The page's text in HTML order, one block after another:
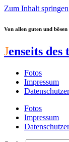
Zum Inhalt springen
Von allen guten und
Jenseits des
Fotos
Impressum
Fotos
Impressum